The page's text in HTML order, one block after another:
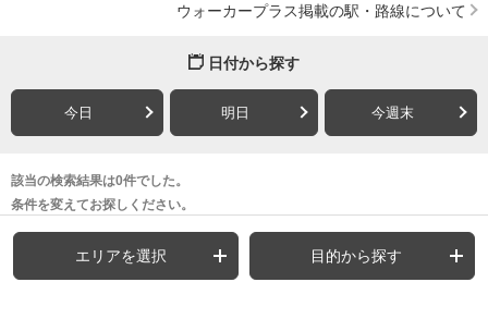
ウォーカープラス掲載の駅・路線について
日付から探す
今日 明日 今週末
該当の検索結果は0件でした。
条件を変えてお探しください。
エリアを選択 目的から探す